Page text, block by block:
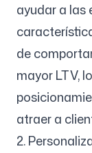
ayudar a las
de
mayor LTV,
atraer a
2.